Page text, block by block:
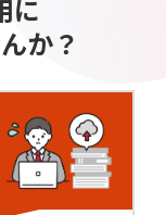
に
か？